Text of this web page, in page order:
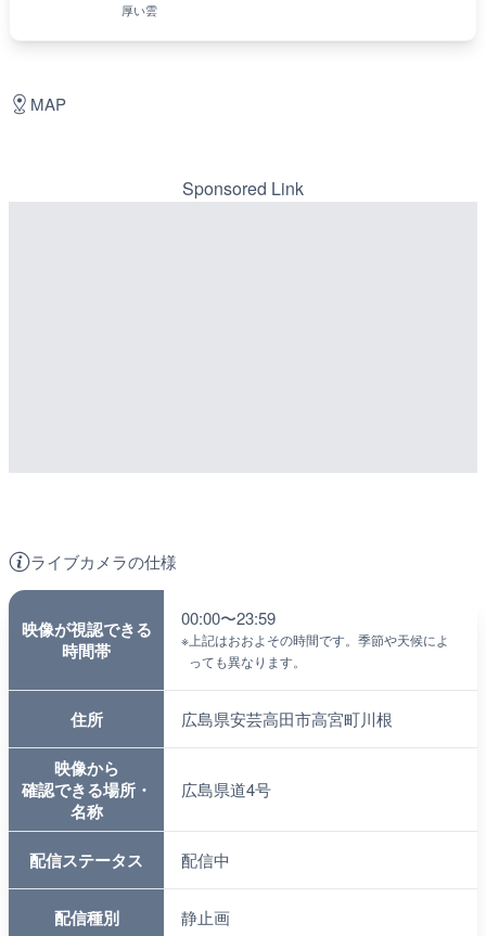
厚い雲
ライブカメラの仕様
映像が視認できる
時間帯
00:00〜23:59
※ 上記はおおよその時間です。季節や天候によ
っても異なります。
住所 広島県安芸高田市高宮町川根
映像から
確認できる場所・
名称
広島県道4号
配信ステータス 配信中
配信種別 静止画
MAP
Sponsored Link